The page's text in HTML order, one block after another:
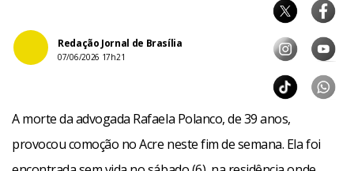
Redação Jornal de Brasília
07/06/2026 17h21
A morte da advogada Rafaela Polanco, de 39 anos,
provocou comoção no Acre neste fim de semana. Ela foi